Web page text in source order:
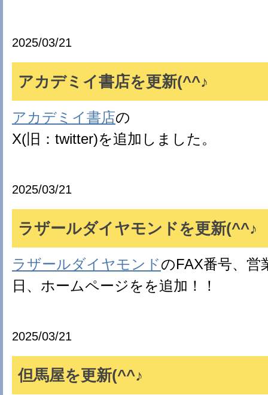
2025/03/21
アカデミイ書店を更新(^^♪
アカデミイ書店の
X(旧：twitter)を追加しました。
2025/03/21
ラザールダイヤモンドを更新(^^♪
ラザールダイヤモンドのFAX番号、営
日、ホームページをを追加！！
2025/03/21
但馬屋を更新(^^♪